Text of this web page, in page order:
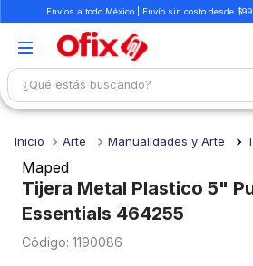
Envíos a todo México | Envío sin costo desde
¿Qué estás buscando?
Arte Manualidades y Arte
Maped
Tijera Metal Plastico 5"
Essentials 464255
: 1190086
1.
mochilas
2.
libretas
3.
cuaderno
4.
colores